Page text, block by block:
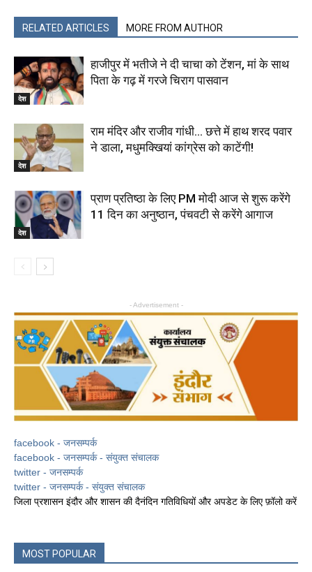
RELATED ARTICLES MORE FROM AUTHOR
देश
हाजीपुर में भतीजे ने दी चाचा को टेंशन, मां के साथ
पिता के गढ़ में गरजे चिराग पासवान
देश
राम मंदिर और राजीव गांधी… छत्ते में हाथ शरद पवार
ने डाला, मधुमक्खियां कांग्रेस को काटेंगी!
देश
प्राण प्रतिष्ठा के लिए PM मोदी आज से शुरू करेंगे
11 दिन का अनुष्ठान, पंचवटी से करेंगे आगाज
- Advertisement -
facebook - जनसम्पर्क
facebook - जनसम्पर्क - संयुक्त संचालक
twitter - जनसम्पर्क
twitter - जनसम्पर्क - संयुक्त संचालक
जिला प्रशासन इंदौर और शासन की दैनंदिन गतिविधियों और अपडेट के लिए फ़ॉलो करें
MOST POPULAR